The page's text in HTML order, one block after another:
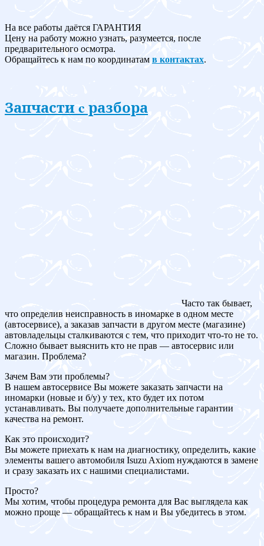
На все работы даётся ГАРАНТИЯ
Цену на работу можно узнать, разумеется, после
предварительного осмотра.
Обращайтесь к нам по координатам в контактах.
Запчасти c разбора
Часто так бывает,
что определив неисправность в иномарке в одном месте
(автосервисе), а заказав запчасти в другом месте (магазине)
автовладельцы сталкиваются с тем, что приходит что-то не то.
Сложно бывает выяснить кто не прав — автосервис или
магазин. Проблема?
Зачем Вам эти проблемы?
В нашем автосервисе Вы можете заказать запчасти на
иномарки (новые и б/у) у тех, кто будет их потом
устанавливать. Вы получаете дополнительные гарантии
качества на ремонт.
Как это происходит?
Вы можете приехать к нам на диагностику, определить, какие
элементы вашего автомобиля Isuzu Axiom нуждаются в замене
и сразу заказать их с нашими специалистами.
Просто?
Мы хотим, чтобы процедура ремонта для Вас выглядела как
можно проще — обращайтесь к нам и Вы убедитесь в этом.